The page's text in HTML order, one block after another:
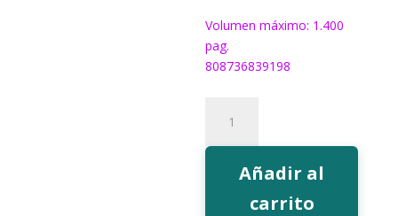
Volumen máximo: 1.400
pag.
808736839198
125A
amarilloAñadir al
carrito